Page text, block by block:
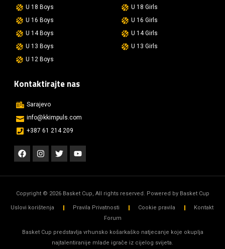
U 18 Boys
U 16 Boys
U 14 Boys
U 13 Boys
U 12 Boys
U 18 Girls
U 16 Girls
U 14 Girls
U 13 Girls
Kontaktirajte nas
Sarajevo
info@kkimpuls.com​
+387 61 214 209
Copyright © 2026 Basket Cup, All rights reserved. Powered by Basket Cup
Uslovi korištenja Pravila Privatnosti Cookie pravila
Kontakt
Forum
Basket Cup predstavlja vrhunsko košarkaško natjecanje koje okuplja
najtalentiranije mlade igrače iz cijelog svijeta.